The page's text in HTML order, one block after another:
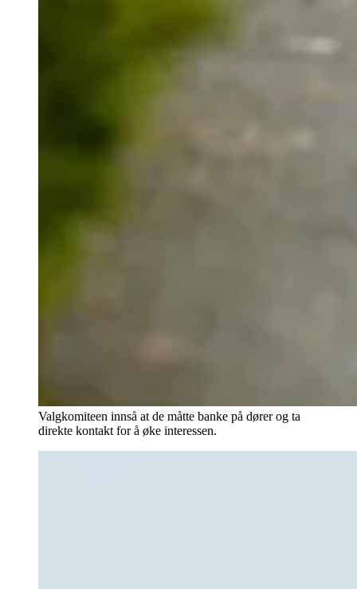
Valgkomiteen innså at de måtte banke på dører og ta
direkte kontakt for å øke interessen.